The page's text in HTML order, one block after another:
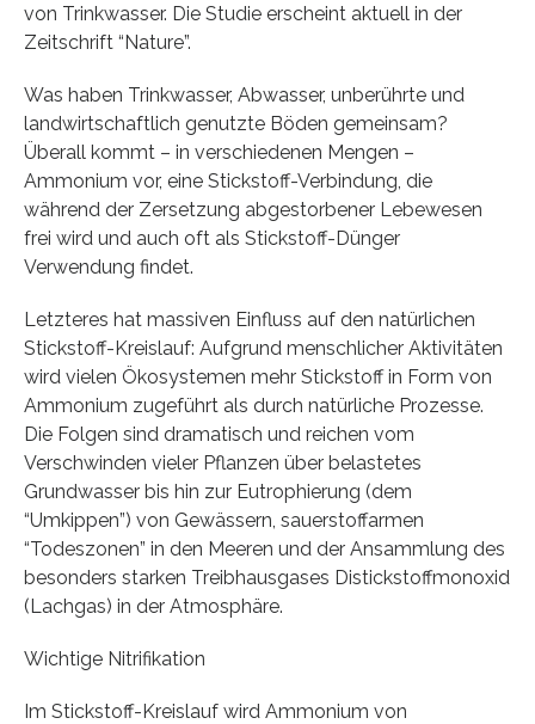
von Trinkwasser. Die Studie erscheint aktuell in der
Zeitschrift “Nature”.
Was haben Trinkwasser, Abwasser, unberührte und
landwirtschaftlich genutzte Böden gemeinsam?
Überall kommt – in verschiedenen Mengen –
Ammonium vor, eine Stickstoff-Verbindung, die
während der Zersetzung abgestorbener Lebewesen
frei wird und auch oft als Stickstoff-Dünger
Verwendung findet.
Letzteres hat massiven Einfluss auf den natürlichen
Stickstoff-Kreislauf: Aufgrund menschlicher Aktivitäten
wird vielen Ökosystemen mehr Stickstoff in Form von
Ammonium zugeführt als durch natürliche Prozesse.
Die Folgen sind dramatisch und reichen vom
Verschwinden vieler Pflanzen über belastetes
Grundwasser bis hin zur Eutrophierung (dem
“Umkippen”) von Gewässern, sauerstoffarmen
“Todeszonen” in den Meeren und der Ansammlung des
besonders starken Treibhausgases Distickstoffmonoxid
(Lachgas) in der Atmosphäre.
Wichtige Nitrifikation
Im Stickstoff-Kreislauf wird Ammonium von